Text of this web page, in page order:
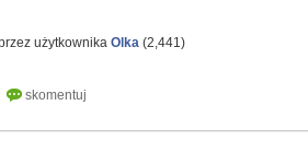
użytkownika Olka (2,441)